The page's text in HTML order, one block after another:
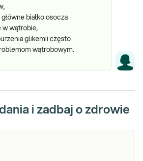
białko osocza
w wątrobie,
glikemii często
wątrobowym.
i zadbaj o zdrowie